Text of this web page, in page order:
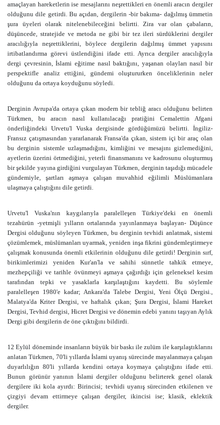
amaçlayan hareketlerin ise mesajlarını neşrettikleri en önemli aracın dergiler
olduğunu dile getirdi. Bu açıdan, dergilerin -bir bakıma- dağılmış ümmetin
şura üyeleri olarak nitelenebileceğini belirtti. Zira var olan çabaların,
düşüncede, stratejide ve metoda ne gibi bir tez ileri sürdüklerini dergiler
aracılığıyla neşrettiklerini, böylece dergilerin dağılmış ümmet yapısını
irtibatlandırma görevi üstlendiğini ifade etti. Ayrıca dergiler aracılığıyla
dergi çevresinin, İslami eğitime nasıl baktığını, yaşanan olayları nasıl bir
perspektifle analiz ettiğini, gündemi oluştururken önceliklerinin neler
olduğunu da ortaya koyduğunu söyledi.
Derginin Avrupa'da ortaya çıkan modern bir tebliğ aracı olduğunu belirten
Türkmen, bu aracın nasıl kullanılacağı pratiğini Cemalettin Afgani
önderliğindeki Urvetu'l Vuska dergisinde gördüğümüzü belirtti. İngiliz-
Fransız çatışmasından yararlanarak Fransa'da çıkan, sistem içi bir araç olan
bu derginin sistemle uzlaşmadığını, kimliğini ve mesajını gizlemediğini,
ayetlerin üzerini örtmediğini, yeterli finansmanını ve kadrosunu oluşturmuş
bir şekilde yayına girdiğini vurgulayan Türkmen, derginin taşıdığı mücadele
gündemiyle, şartları aşmaya çalışan muvahhid eğilimli Müslümanlara
ulaşmaya çalıştığını dile getirdi.
Urvetu'l Vuska'nın kaygılarıyla paralelleşen Türkiye'deki en önemli
tezahürün -yetmişli yılların ortalarında yayınlanmaya başlayan- Düşünce
Dergisi olduğunu söyleyen Türkmen, bu derginin tevhidi anlatmak, sistemi
çözümlemek, müslümanları uyarmak, yeniden inşa fikrini gündemleştirmeye
çalışmak konusunda önemli etkilerinin olduğunu dile getirdi! Derginin sırf,
birikimlerimizi yeniden Kur'an'la ve sahihi sünnetle tahkik etmeye,
mezhepçiliği ve tarihle övünmeyi aşmaya çağırdığı için geleneksel kesim
tarafından tepki ve yasaklarla karşılaştığını kaydetti. Bu söylemle
paralelleşen 1980'e kadar; Ankara'da Talebe Dergisi, Yeni Ölçü Dergisi.,
Malatya'da Kriter Dergisi, ve haftalık çıkan; Şura Dergisi, İslami Hareket
Dergisi, Tevhid dergisi, Hicret Dergisi ve dönemin edebi yanını taşıyan Aylık
Dergi gibi dergilerin de öne çıktığını bildirdi.
12 Eylül döneminde insanların büyük bir baskı ile zulüm ile karşılaştıklarını
anlatan Türkmen, 70'li yıllarda İslami uyanış sürecinde mayalanmaya çalışan
duyarlılığın 80'li yıllarda kendini ortaya koymaya çalıştığını ifade etti.
Bunun görünür yanının İslami dergiler olduğunu belirterek genel olarak
dergilere iki kola ayırdı: Birincisi; tevhidi uyanış sürecinden etkilenen ve
çizgiyi devam ettirmeye çalışan dergiler, ikincisi ise; klasik, eklektik
dergiler.